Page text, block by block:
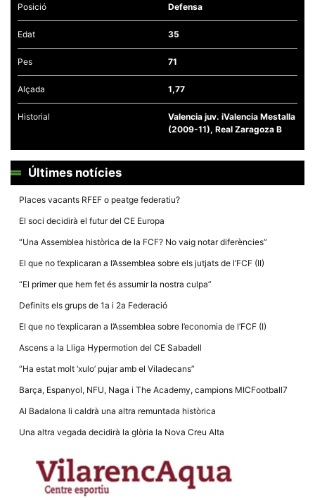
Posició Defensa
Edat 35
Pes 71
Alçada 1,77
Historial
Valencia juv. iValencia Mestalla
(2009-11), Real Zaragoza B
Últimes notícies
Places vacants RFEF o peatge federatiu?
El soci decidirà el futur del CE Europa
“Una Assemblea històrica de la FCF? No vaig notar diferències”
El que no t’explicaran a l’Assemblea sobre els jutjats de l’FCF (II)
“El primer que hem fet és assumir la nostra culpa”
Definits els grups de 1a i 2a Federació
El que no t’explicaran a l’Assemblea sobre l’economia de l’FCF (I)
Ascens a la Lliga Hypermotion del CE Sabadell
“Ha estat molt ‘xulo’ pujar amb el Viladecans”
Barça, Espanyol, NFU, Naga i The Academy, campions MICFootball7
Al Badalona li caldrà una altra remuntada històrica
Una altra vegada decidirà la glòria la Nova Creu Alta
Necessàries
cookies no
són
necessàries
tècnic de la
web.
Recopilem
del lloc web
per a millorar
la funcionalitat
i la seva
estructura.
Experiència
Alguns
tècnics del
emmagatzemen
dispositiu que
lloc funcioni tan
rebutja
aquestes
cookies